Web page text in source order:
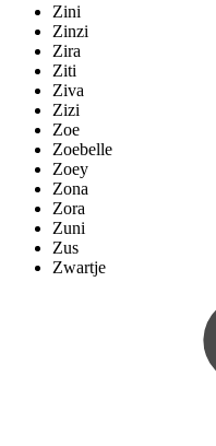
Zini
Zinzi
Zira
Ziti
Ziva
Zizi
Zoe
Zoebelle
Zoey
Zona
Zora
Zuni
Zus
Zwartje